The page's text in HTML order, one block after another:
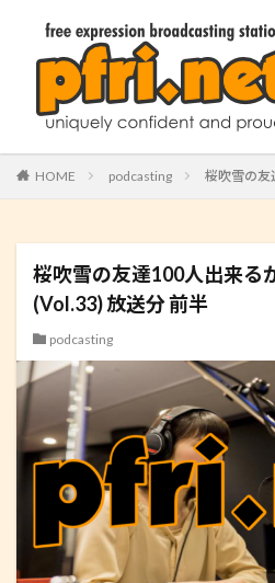
HOME podcasting 桜吹雪の友
桜吹雪の友達100人出来る
(Vol.33) 放送分 前半
podcasting